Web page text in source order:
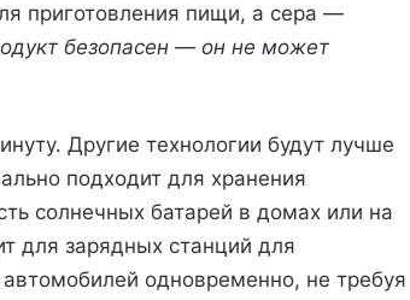
приготовления пищи, а сера —
безопасен — он не может
Другие технологии будут лучше
подходит для хранения
солнечных батарей в домах или на
для зарядных станций для
одновременно, не требуя